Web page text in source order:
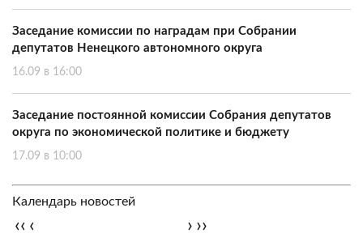
Заседание комиссии по наградам при Собрании
депутатов Ненецкого автономного округа
16.09 в 16:00
Заседание постоянной комиссии Собрания депутатов
округа по экономической политике и бюджету
17.09 в 10:00
Календарь новостей
‹‹ ‹ › ››